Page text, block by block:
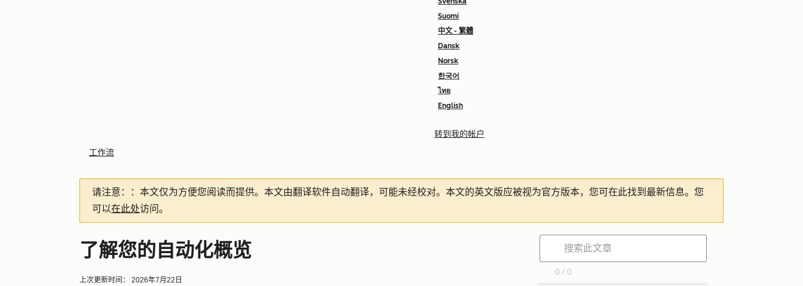
Suomi
中文 - 繁體
Dansk
Norsk
한국어
ไทย
English
转到我的帐户
工作流
请注意： ：本文仅为方便您阅读而提供。 本文由翻译软件自动翻译，可能未经校对。本文的英文版应被视为官方版本，您可在此找到最新信息。您
可以在此处访问。
了解您的自动化概览
上次更新时间： 2026年7月22日
0 / 0